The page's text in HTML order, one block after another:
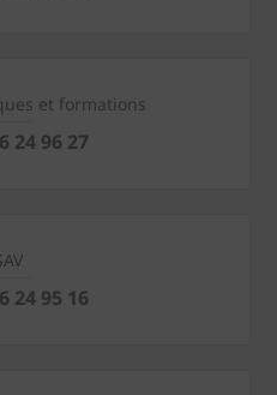
et formations
24 96 27
24 95 16